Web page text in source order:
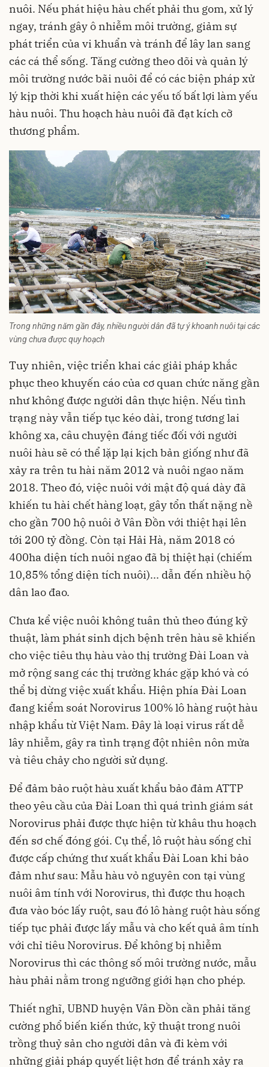
nuôi. Nếu phát hiệu hàu chết phải thu gom, xử lý
ngay, tránh gây ô nhiễm môi trường, giảm sự
phát triển của vi khuẩn và tránh để lây lan sang
các cá thể sống. Tăng cường theo dõi và quản lý
môi trường nước bãi nuôi để có các biện pháp xử
lý kịp thời khi xuất hiện các yếu tố bất lợi làm yếu
hàu nuôi. Thu hoạch hàu nuôi đã đạt kích cỡ
thương phẩm.
Trong những năm gần đây, nhiều người dân đã tự ý khoanh nuôi tại các
vùng chưa được quy hoạch
Tuy nhiên, việc triển khai các giải pháp khắc
phục theo khuyến cáo của cơ quan chức năng gần
như không được người dân thực hiện. Nếu tình
trạng này vẫn tiếp tục kéo dài, trong tương lai
không xa, câu chuyện đáng tiếc đối với người
nuôi hàu sẽ có thể lặp lại kịch bản giống như đã
xảy ra trên tu hài năm 2012 và nuôi ngao năm
2018. Theo đó, việc nuôi với mật độ quá dày đã
khiến tu hài chết hàng loạt, gây tổn thất nặng nề
cho gần 700 hộ nuôi ở Vân Đồn với thiệt hại lên
tới 200 tỷ đồng. Còn tại Hải Hà, năm 2018 có
400ha diện tích nuôi ngao đã bị thiệt hại (chiếm
10,85% tổng diện tích nuôi)... dẫn đến nhiều hộ
dân lao đao.
Chưa kể việc nuôi không tuân thủ theo đúng kỹ
thuật, làm phát sinh dịch bệnh trên hàu sẽ khiến
cho việc tiêu thụ hàu vào thị trường Đài Loan và
mở rộng sang các thị trường khác gặp khó và có
thể bị dừng việc xuất khẩu. Hiện phía Đài Loan
đang kiểm soát Norovirus 100% lô hàng ruột hàu
nhập khẩu từ Việt Nam. Đây là loại virus rất dễ
lây nhiễm, gây ra tình trạng đột nhiên nôn mửa
và tiêu chảy cho người sử dụng.
Để đảm bảo ruột hàu xuất khẩu bảo đảm ATTP
theo yêu cầu của Đài Loan thì quá trình giám sát
Norovirus phải được thực hiện từ khâu thu hoạch
đến sơ chế đóng gói. Cụ thể, lô ruột hàu sống chỉ
được cấp chứng thư xuất khẩu Đài Loan khi bảo
đảm như sau: Mẫu hàu vỏ nguyên con tại vùng
nuôi âm tính với Norovirus, thì được thu hoạch
đưa vào bóc lấy ruột, sau đó lô hàng ruột hàu sống
tiếp tục phải được lấy mẫu và cho kết quả âm tính
với chỉ tiêu Norovirus. Để không bị nhiễm
Norovirus thì các thông số môi trường nước, mẫu
hàu phải nằm trong ngưỡng giới hạn cho phép.
Thiết nghĩ, UBND huyện Vân Đồn cần phải tăng
cường phổ biến kiến thức, kỹ thuật trong nuôi
trồng thuỷ sản cho người dân và đi kèm với
những giải pháp quyết liệt hơn để tránh xảy ra